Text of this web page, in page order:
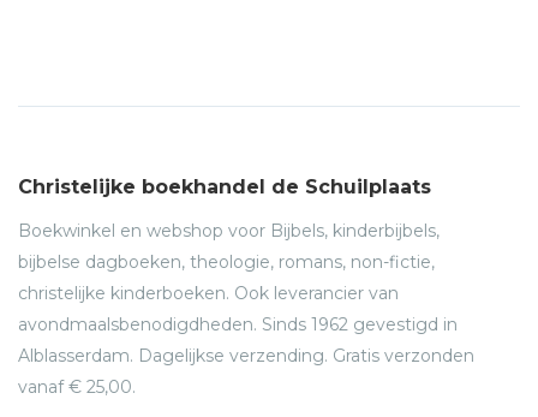
Christelijke boekhandel de Schuilplaats
Boekwinkel en webshop voor Bijbels, kinderbijbels,
bijbelse dagboeken, theologie, romans, non-fictie,
christelijke kinderboeken. Ook leverancier van
avondmaalsbenodigdheden. Sinds 1962 gevestigd in
Alblasserdam. Dagelijkse verzending. Gratis verzonden
vanaf € 25,00.